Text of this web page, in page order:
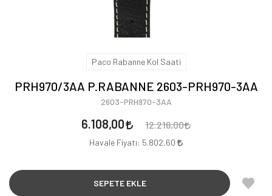
Paco Rabanne Kol Saati
PRH970/3AA P.RABANNE 2603-PRH970-3AA
2603-PRH970-3AA
6.108,00 12.216,00
Havale Fiyatı: 5.802,60
SEPETE EKLE